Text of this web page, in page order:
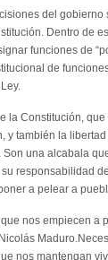
del
Dentro de
funciones de
de
la Constitución,
y también la
una alcabala
responsabilidad
a pelear a
nos empiecen a
nos mantengan